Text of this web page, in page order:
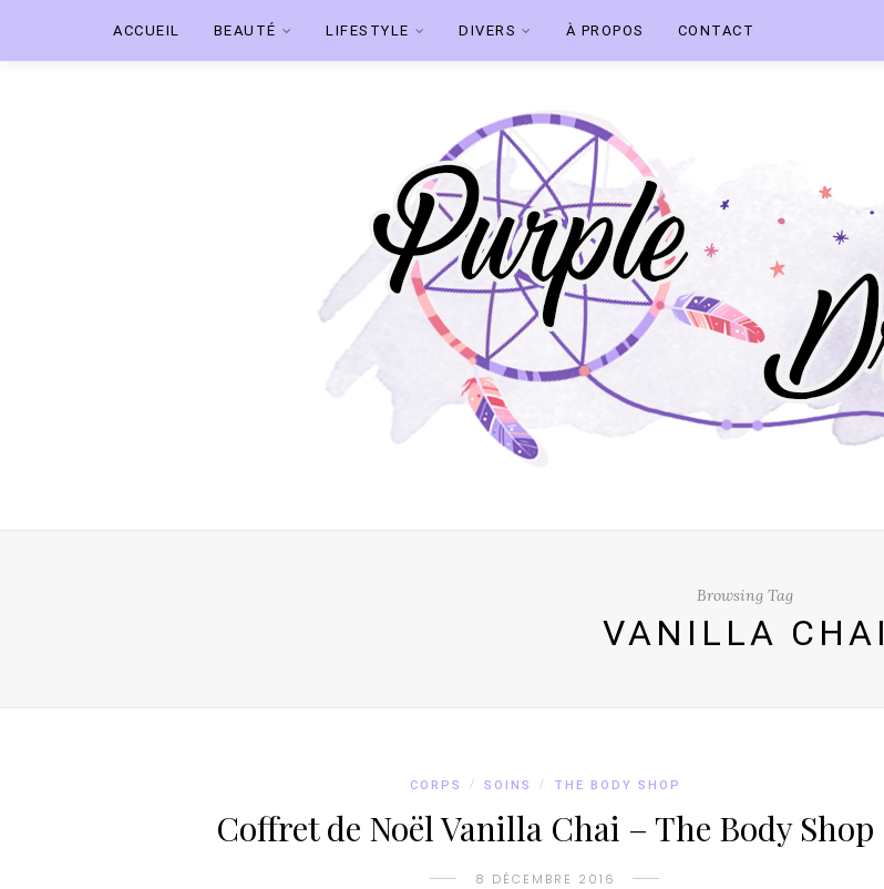
ACCUEIL BEAUTÉ LIFESTYLE DIVERS À PROPOS CONTACT
Browsing Tag
VANILLA CHAI
CORPS / SOINS / THE BODY SHOP
Coffret de Noël Vanilla Chai – The Body Shop
8 DÉCEMBRE 2016